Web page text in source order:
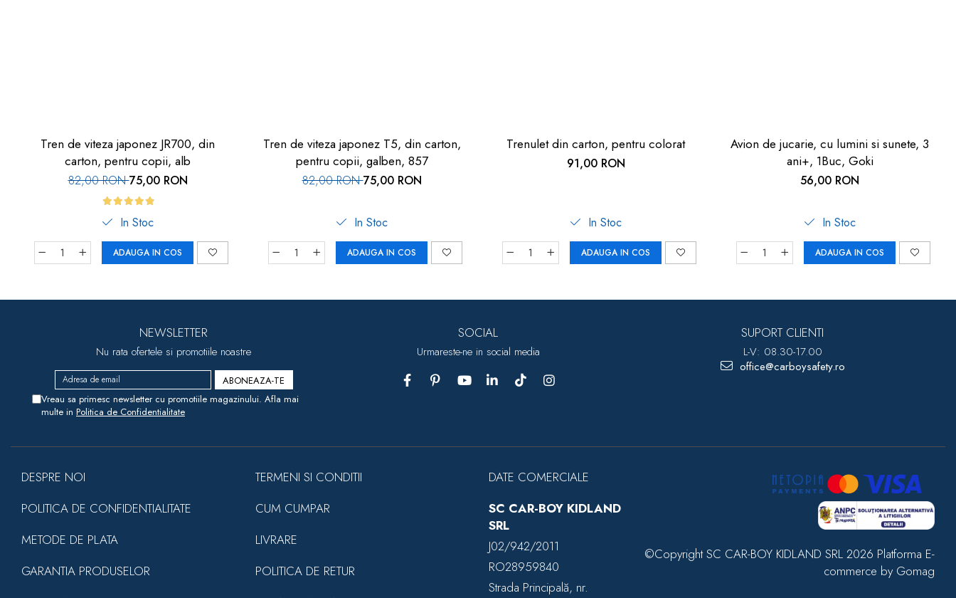
Tren de viteza japonez JR700, din
carton, pentru copii, alb
82,00 RON75,00 RON
In Stoc
ADAUGA IN COS
Tren de viteza japonez T5, din carton,
pentru copii, galben, 857
82,00 RON75,00 RON
In Stoc
ADAUGA IN COS
Trenulet din carton, pentru colorat
91,00 RON
In Stoc
ADAUGA IN COS
Avion de jucarie, cu lumini si sunete, 3
ani+, 1Buc, Goki
56,00 RON
In Stoc
ADAUGA IN COS
NEWSLETTER
Nu rata ofertele si promotiile noastre
Vreau sa primesc newsletter cu promotiile magazinului. Afla mai
multe in Politica de Confidentialitate
SOCIAL
Urmareste-ne in social media
SUPORT CLIENTI
L-V: 08.30-17.00
office@carboysafety.ro
DESPRE NOI
POLITICA DE CONFIDENTIALITATE
METODE DE PLATA
GARANTIA PRODUSELOR
TERMENI SI CONDITII
CUM CUMPAR
LIVRARE
POLITICA DE RETUR
DATE COMERCIALE
SC CAR-BOY KIDLAND
SRL
J02/942/2011
RO28959840
Strada Principală, nr.
©Copyright SC CAR-BOY KIDLAND SRL 2026 Platforma E-
commerce by Gomag